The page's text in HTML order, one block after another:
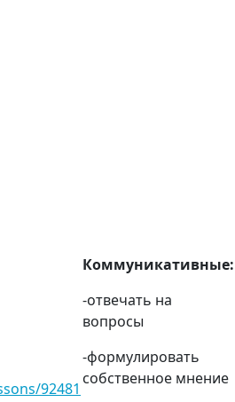
92481
Коммуникативные:
-отвечать на
вопросы
-формулировать
собственное мнение